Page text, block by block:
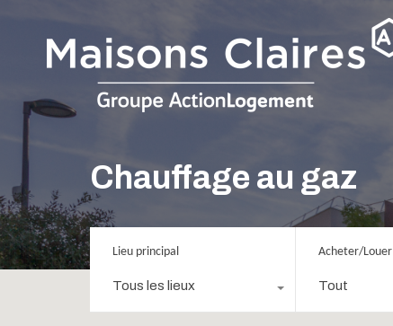
Chauffage au gaz
Lieu principal
Tous les lieux
Acheter/Louer
Tout